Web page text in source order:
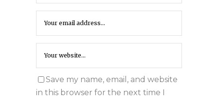
Save my name, email, and website
in this browser for the next time I